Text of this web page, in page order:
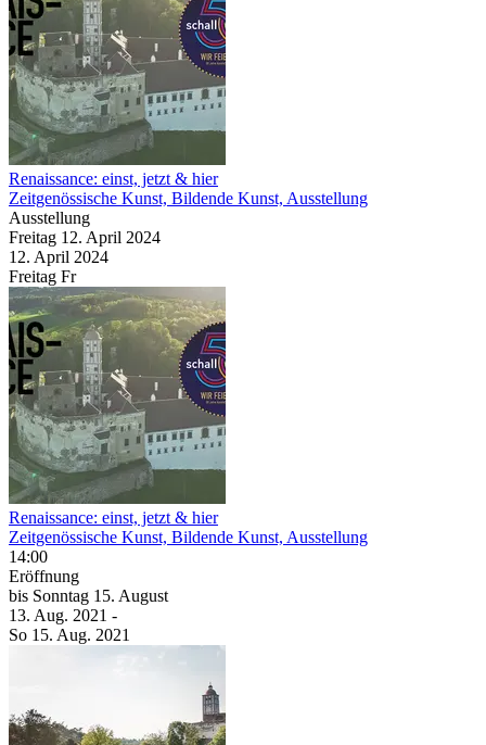
Renaissance: einst, jetzt & hier
Zeitgenössische Kunst, Bildende Kunst, Ausstellung
Ausstellung
Freitag 12. April 2024
12. April 2024
Freitag Fr
Renaissance: einst, jetzt & hier
Zeitgenössische Kunst, Bildende Kunst, Ausstellung
14:00
Eröffnung
bis Sonntag 15. August
13. Aug. 2021 -
So 15. Aug. 2021